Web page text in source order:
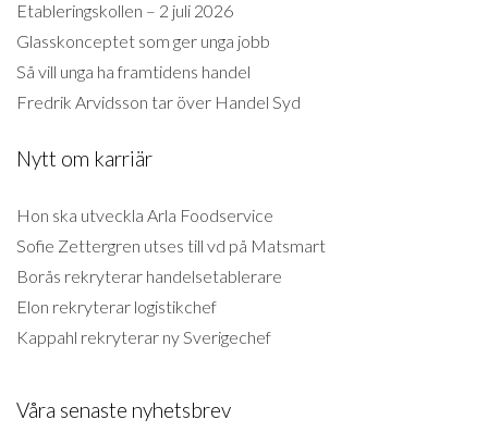
Etableringskollen – 2 juli 2026
Glasskonceptet som ger unga jobb
Så vill unga ha framtidens handel
Fredrik Arvidsson tar över Handel Syd
Nytt om karriär
Hon ska utveckla Arla Foodservice
Sofie Zettergren utses till vd på Matsmart
Borås rekryterar handelsetablerare
Elon rekryterar logistikchef
Kappahl rekryterar ny Sverigechef
Våra senaste nyhetsbrev